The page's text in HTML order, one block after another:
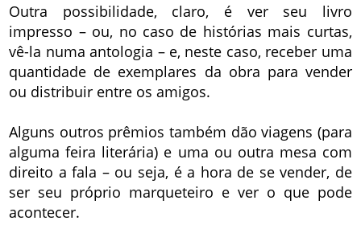
Outra possibilidade, claro, é ver seu livro
impresso – ou, no caso de histórias mais curtas,
vê-la numa antologia – e, neste caso, receber uma
quantidade de exemplares da obra para vender
ou distribuir entre os amigos.
Alguns outros prêmios também dão viagens (para
alguma feira literária) e uma ou outra mesa com
direito a fala – ou seja, é a hora de se vender, de
ser seu próprio marqueteiro e ver o que pode
acontecer.